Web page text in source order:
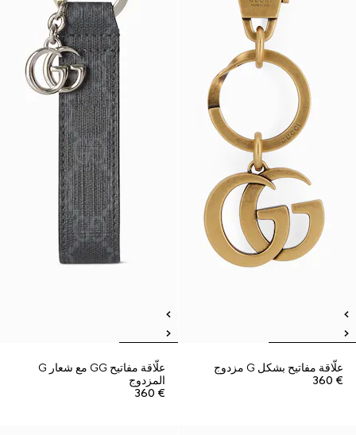
علّاقة مفاتيح بشكل G مزدوج
€ 360
علّاقة مفاتيح GG مع شعار G
المزدوج
€ 360